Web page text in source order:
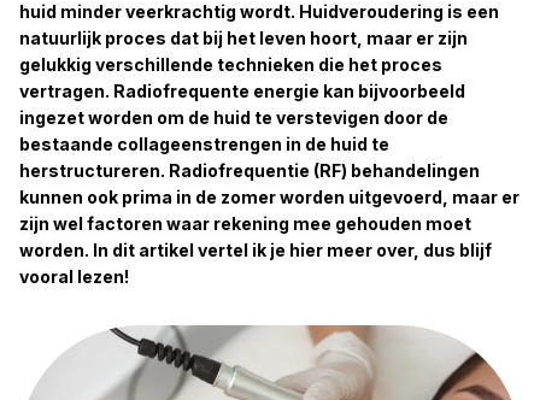
huid minder veerkrachtig wordt. Huidveroudering is een
natuurlijk proces dat bij het leven hoort, maar er zijn
gelukkig verschillende technieken die het proces
vertragen. Radiofrequente energie kan bijvoorbeeld
ingezet worden om de huid te verstevigen door de
bestaande collageenstrengen in de huid te
herstructureren. Radiofrequentie (RF) behandelingen
kunnen ook prima in de zomer worden uitgevoerd, maar er
zijn wel factoren waar rekening mee gehouden moet
worden. In dit artikel vertel ik je hier meer over, dus blijf
vooral lezen!